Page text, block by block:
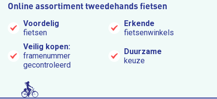
Online assortiment tweedehands fietsen
Voordelig
fietsen
Erkende
fietsenwinkels
Veilig kopen:
framenummer
gecontroleerd
Duurzame
keuze